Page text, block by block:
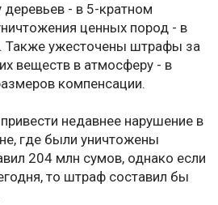
- в 5-кратном
ценных пород - в
Также ужесточены штрафы за
веществ в атмосферу - в
компенсации.
недавнее нарушение в
где были уничтожены
204 млн сумов, однако если
то штраф составил бы